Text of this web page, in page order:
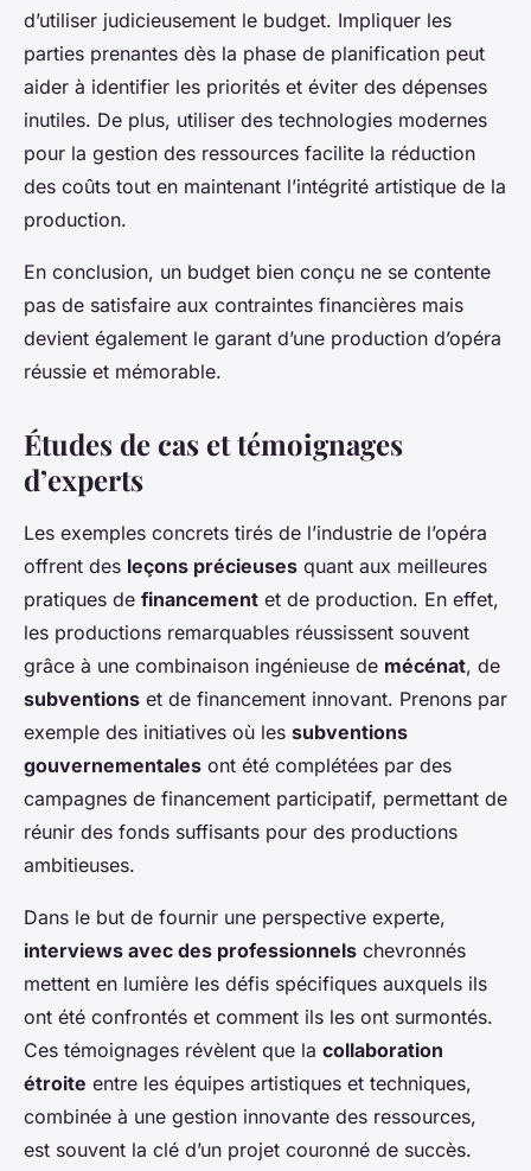
d’utiliser judicieusement le budget. Impliquer les
parties prenantes dès la phase de planification peut
aider à identifier les priorités et éviter des dépenses
inutiles. De plus, utiliser des technologies modernes
pour la gestion des ressources facilite la réduction
des coûts tout en maintenant l’intégrité artistique de la
production.
En conclusion, un budget bien conçu ne se contente
pas de satisfaire aux contraintes financières mais
devient également le garant d’une production d’opéra
réussie et mémorable.
Études de cas et témoignages
d’experts
Les exemples concrets tirés de l’industrie de l’opéra
offrent des leçons précieuses quant aux meilleures
pratiques de financement et de production. En effet,
les productions remarquables réussissent souvent
grâce à une combinaison ingénieuse de mécénat, de
subventions et de financement innovant. Prenons par
exemple des initiatives où les subventions
gouvernementales ont été complétées par des
campagnes de financement participatif, permettant de
réunir des fonds suffisants pour des productions
ambitieuses.
Dans le but de fournir une perspective experte,
interviews avec des professionnels chevronnés
mettent en lumière les défis spécifiques auxquels ils
ont été confrontés et comment ils les ont surmontés.
Ces témoignages révèlent que la collaboration
étroite entre les équipes artistiques et techniques,
combinée à une gestion innovante des ressources,
est souvent la clé d’un projet couronné de succès.